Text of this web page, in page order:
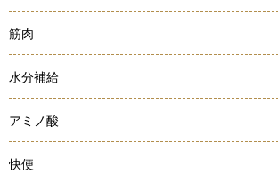
筋肉
水分補給
アミノ酸
快便